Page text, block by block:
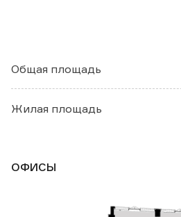
Общая площадь
Жилая площадь
ОФИСЫ